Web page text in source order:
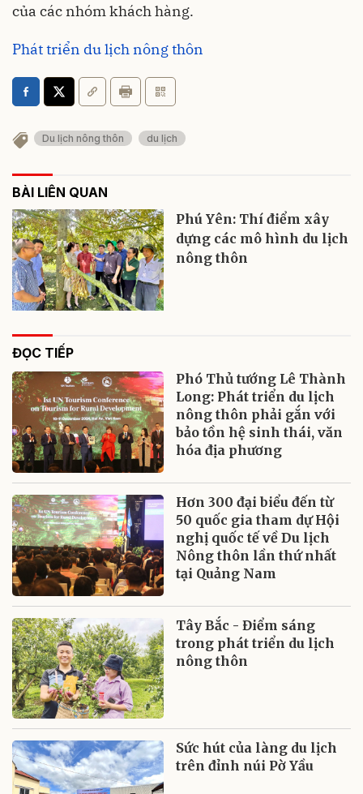
của các nhóm khách hàng.
Phát triển du lịch nông thôn
Du lịch nông thôn du lịch
BÀI LIÊN QUAN
Phú Yên: Thí điểm xây
dựng các mô hình du lịch
nông thôn
ĐỌC TIẾP
Phó Thủ tướng Lê Thành
Long: Phát triển du lịch
nông thôn phải gắn với
bảo tồn hệ sinh thái, văn
hóa địa phương
Hơn 300 đại biểu đến từ
50 quốc gia tham dự Hội
nghị quốc tế về Du lịch
Nông thôn lần thứ nhất
tại Quảng Nam
Tây Bắc - Điểm sáng
trong phát triển du lịch
nông thôn
Sức hút của làng du lịch
trên đỉnh núi Pờ Yầu